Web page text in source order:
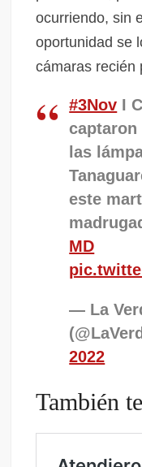
ocurriendo, sin
oportunidad se
cámaras recién
#3Nov I
las
este
MD
— La
2022
También